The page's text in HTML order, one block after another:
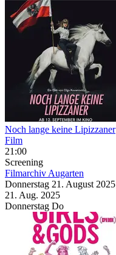
Noch lange keine Lipizzaner
Film
21:00
Screening
Filmarchiv Augarten
Donnerstag 21. August 2025
21. Aug. 2025
Donnerstag Do